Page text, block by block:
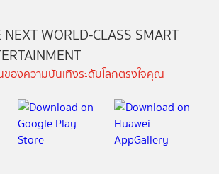
NEXT WORLD-CLASS SMART
องความบันเทิงระดับโลกตรงใจคุณ